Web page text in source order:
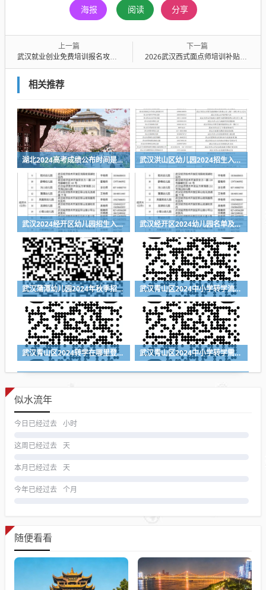
海报 阅读 分享
上一篇
武汉就业创业免费培训报名攻略（课程+条件+报名入口）
下一篇
2026武汉西式面点师培训补贴怎么领？怎么报名？
相关推荐
湖北2024高考成绩公布时间是什么时候 武汉洪山区幼儿园2024招生入园服务电话一览表
武汉2024经开区幼儿园招生入园指南 武汉经开区2024幼儿园名单及联系方式一览表
武汉蒲潭幼儿园2024年秋季招生公告（附报名时间+报名入口） 武汉青山区2024中小学转学流程（登记入口+时间+材料）
武汉青山区2024转学在哪里登记（登记入口+登记时间+所需材料） 武汉青山区2024中小学转学需要什么材料
似水流年
今日已经过去 小时
这周已经过去 天
本月已经过去 天
今年已经过去 个月
随便看看